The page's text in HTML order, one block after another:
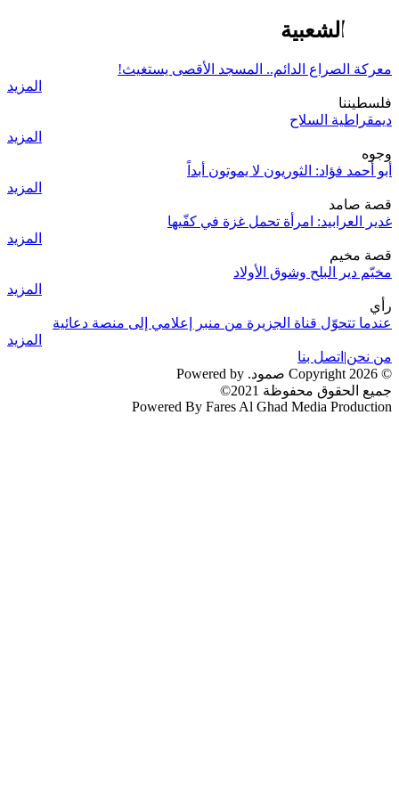
الهبة الشعبية
معركة الصراع الدائم.. المسجد الأقصى يستغيث!
المزيد
فلسطيننا
ديمقراطية السلاح
المزيد
وجوه
أبو أحمد فؤاد: الثوريون لا يموتون أبداً
المزيد
قصة صامد
غدير العرابيد: امرأة تحمل غزة في كفّيها
المزيد
قصة مخيم
مخيّم دير البلح وشوق الأولاد
المزيد
رأي
عندما تتحوّل قناة الجزيرة من منبر إعلامي إلى منصة دعائية
المزيد
من نحن| اتصل بنا
© 2026 Copyright صمود. Powered by
جميع الحقوق محفوظة 2021©
Powered By Fares Al Ghad Media Production